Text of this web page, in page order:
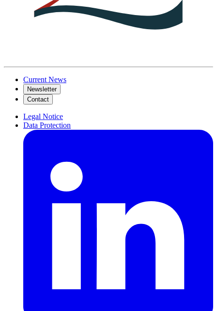
Current News
Newsletter
Contact
Legal Notice
Data Protection